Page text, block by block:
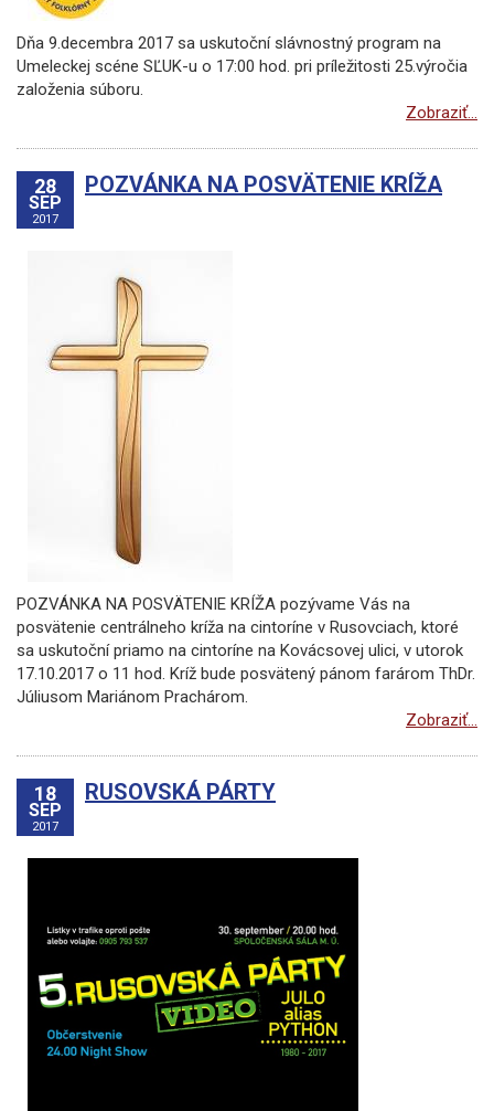
Dňa 9.decembra 2017 sa uskutoční slávnostný program na
Umeleckej scéne SĽUK-u o 17:00 hod. pri príležitosti 25.výročia
založenia súboru.
Zobraziť...
28
SEP
2017
POZVÁNKA NA POSVÄTENIE KRÍŽA
POZVÁNKA NA POSVÄTENIE KRÍŽA pozývame Vás na
posvätenie centrálneho kríža na cintoríne v Rusovciach, ktoré
sa uskutoční priamo na cintoríne na Kovácsovej ulici, v utorok
17.10.2017 o 11 hod. Kríž bude posvätený pánom farárom ThDr.
Júliusom Mariánom Prachárom.
Zobraziť...
18
SEP
2017
RUSOVSKÁ PÁRTY